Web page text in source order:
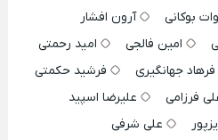
بوکانی
آرون افشار
امین فالجی
امید رحمتی
فرهاد جهانگیری
فرشید حکمتی
فرزامی
علیرضا اسپید
علی شرفی